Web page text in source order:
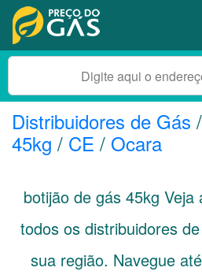
Distribuidores de Gás /
45kg / CE / Ocara
botijão de gás 45kg
todos os distribuidores
sua região. Navegue